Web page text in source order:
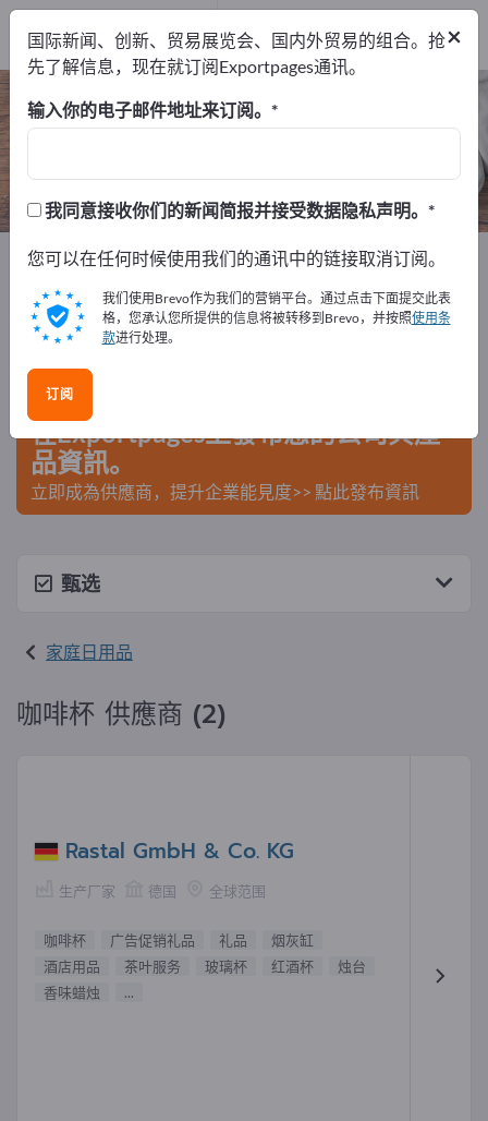
咖啡杯 – 查找制造商和供应商
2 2
出口商2
制造商2
Exportpages 家庭日用品和住宅
家庭日用品
咖啡杯
在Exportpages免費刊登廣告！
需求 – 供應 – 二手商品 – 商業聯繫 >> 由此開始
在Exportpages上發布您的公司與產
品資訊。
立即成為供應商，提升企業能見度>> 點此發布資訊
甄选
家庭日用品
咖啡杯 供應商 (2)
Rastal GmbH & Co. KG
生产厂家 德国 全球范围
咖啡杯 广告促销礼品 礼品
烟灰缸
酒店用品
茶叶服务 玻璃杯 红酒杯
烛台
香味蜡烛
...
×
国际新闻、创新、贸易展览会、国内外贸易的组合。抢
先了解信息，现在就订阅Exportpages通讯。
输入你的电子邮件地址来订阅。
我同意接收你们的新闻简报并接受数据隐私声明。
您可以在任何时候使用我们的通讯中的链接取消订阅。
我们使用Brevo作为我们的营销平台。通过点击下面提交此表
格，您承认您所提供的信息将被转移到Brevo，并按照使用条
款进行处理。
订阅